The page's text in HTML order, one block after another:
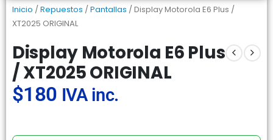
Inicio /Repuestos /Pantallas / Display Motorola E6 Plus /
XT2025 ORIGINAL
Display Motorola E6 Plus
/ XT2025 ORIGINAL
$180 IVA inc.